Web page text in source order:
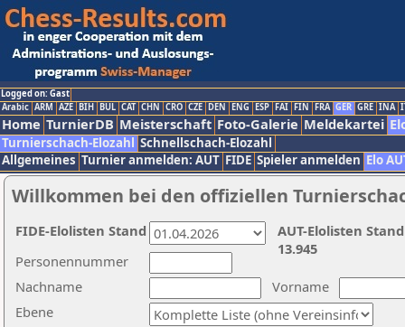
Logged on: Gast
Arabic ARM AZE BIH BUL CAT CHN CRO CZE DEN ENG ESP FAI FIN FRA GER GRE INA
Home TurnierDB Meisterschaft Foto-Galerie Meldekartei
Turnierschach-Elozahl Schnellschach-Elozahl
Allgemeines Turnier anmelden: AUT FIDE Spieler anmelden Elo
Willkommen bei den offiziellen
Nachname
Vorname
Ebene
Personennummer
AUT-Elolisten
13.945
FIDE-Elolisten Stand